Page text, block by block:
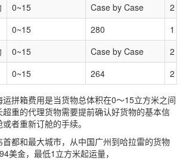
0~15 Case by Case
2
0~15 280
1
0~15 Case by Case
2
0~15 264 2
拼箱费用是当货物总体积在0～15立方米之间
重的代理货物需要提前确认好货物的基本信
者重新订舱的手续。
都和最大城市，从中国广州到哈拉雷的货物
美金，最低1立方米起运量，